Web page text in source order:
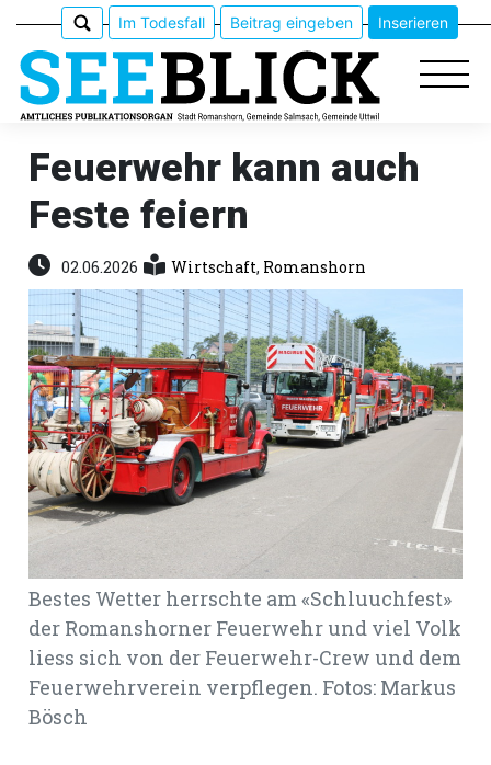
Epaper
Veranstaltungen
Erlebnisführer
App
Romanshorn:
offizielle
Mitteilungen
Im Todesfall Beitrag eingeben Inserieren
Feuerwehr kann auch
Feste feiern
02.06.2026 Wirtschaft, Romanshorn
Bestes Wetter herrschte am «Schluuchfest»
der Romanshorner Feuerwehr und viel Volk
liess sich von der Feuerwehr-Crew und dem
Feuerwehrverein verpflegen. Fotos: Markus
Bösch